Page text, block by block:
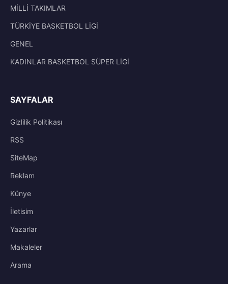
MİLLİ TAKIMLAR
TÜRKİYE BASKETBOL LİGİ
GENEL
KADINLAR BASKETBOL SÜPER LİGİ
SAYFALAR
Gizlilik Politikası
RSS
SiteMap
Reklam
Künye
İletisim
Yazarlar
Makaleler
Arama